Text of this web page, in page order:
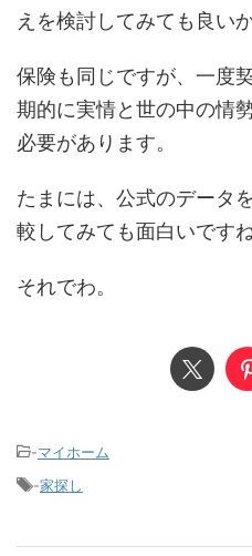
えを検討してみても良い
保険も同じですが、一度
期的に実情と世の中の情
必要があります。
たまには、公式のデータ
較してみても面白いですね
それでわ。
-マイホーム
-家探し